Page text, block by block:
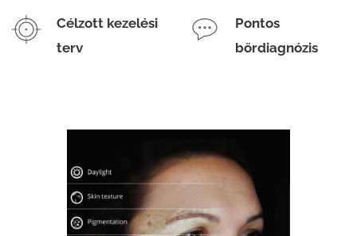
Célzott kezelési
terv
Pontos
bőrdiagnózis